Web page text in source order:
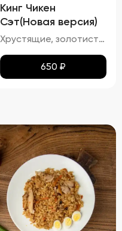
Кинг Чикен
Сэт(Новая версия)
Хрустящие, золотистые наггетсы, стрипсы и картофель фри с легким маслянистым блеском. Аромат блюда сочетает в себе ноты жареной курицы и свежего картофеля. Вкус сбалансирован между сладостью и легкой солоноватостью, подчеркивая естественные оттенки жареной курицы и картофеля. Текстура продуктов плотная и хрустящая, создавая приятное ощущение при каждом укусе.
650 ₽